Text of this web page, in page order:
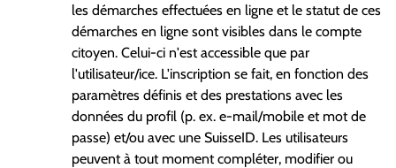
les démarches effectuées en ligne et le statut de ces
démarches en ligne sont visibles dans le compte
citoyen. Celui-ci n'est accessible que par
l'utilisateur/ice. L'inscription se fait, en fonction des
paramètres définis et des prestations avec les
données du profil (p. ex. e-mail/mobile et mot de
passe) et/ou avec une SuisseID. Les utilisateurs
peuvent à tout moment compléter, modifier ou